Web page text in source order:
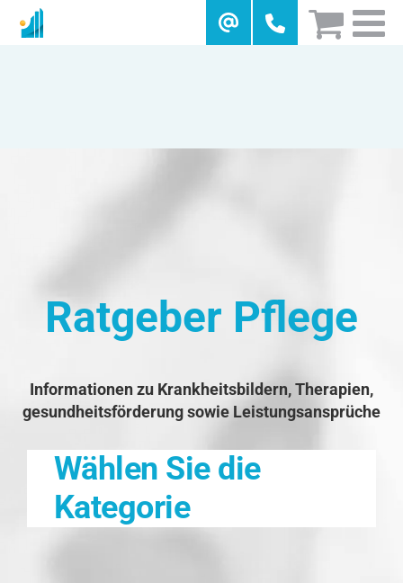
Ratgeber Pflege
Informationen zu Krankheitsbildern, Therapien,
gesundheitsförderung sowie Leistungsansprüche
Wählen Sie die
Kategorie